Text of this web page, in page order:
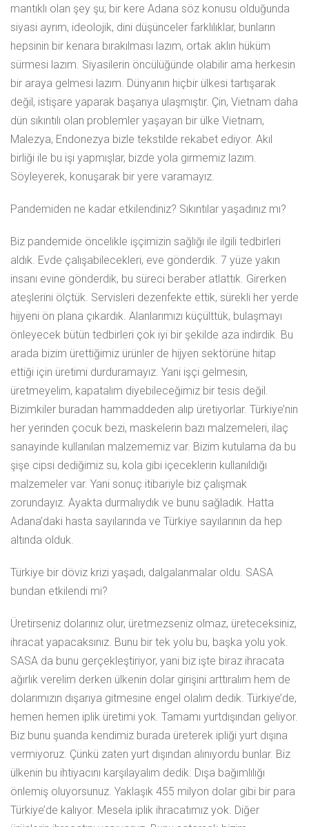
mantıklı olan şey şu; bir kere Adana söz konusu olduğunda
siyasi ayrım, ideolojik, dini düşünceler farklılıklar, bunların
hepsinin bir kenara bırakılması lazım, ortak aklın hüküm
sürmesi lazım. Siyasilerin öncülüğünde olabilir ama herkesin
bir araya gelmesi lazım. Dünyanın hiçbir ülkesi tartışarak
değil, istişare yaparak başarıya ulaşmıştır. Çin, Vietnam daha
dün sıkıntılı olan problemler yaşayan bir ülke Vietnam,
Malezya, Endonezya bizle tekstilde rekabet ediyor. Akıl
birliği ile bu işi yapmışlar, bizde yola girmemiz lazım.
Söyleyerek, konuşarak bir yere varamayız.
Pandemiden ne kadar etkilendiniz? Sıkıntılar yaşadınız mı?
Biz pandemide öncelikle işçimizin sağlığı ile ilgili tedbirleri
aldık. Evde çalışabilecekleri, eve gönderdik. 7 yüze yakın
insanı evine gönderdik, bu süreci beraber atlattık. Girerken
ateşlerini ölçtük. Servisleri dezenfekte ettik, sürekli her yerde
hijyeni ön plana çıkardık. Alanlarımızı küçülttük, bulaşmayı
önleyecek bütün tedbirleri çok iyi bir şekilde aza indirdik. Bu
arada bizim ürettiğimiz ürünler de hijyen sektörüne hitap
ettiği için üretimi durduramayız. Yani işçi gelmesin,
üretmeyelim, kapatalım diyebileceğimiz bir tesis değil.
Bizimkiler buradan hammaddeden alıp üretiyorlar. Türkiye’nin
her yerinden çocuk bezi, maskelerin bazı malzemeleri, ilaç
sanayinde kullanılan malzememiz var. Bizim kutulama da bu
şişe cipsi dediğimiz su, kola gibi içeceklerin kullanıldığı
malzemeler var. Yani sonuç itibariyle biz çalışmak
zorundayız. Ayakta durmalıydık ve bunu sağladık. Hatta
Adana’daki hasta sayılarında ve Türkiye sayılarının da hep
altında olduk.
Türkiye bir döviz krizi yaşadı, dalgalanmalar oldu. SASA
bundan etkilendi mi?
Üretirseniz dolarınız olur, üretmezseniz olmaz, üreteceksiniz,
ihracat yapacaksınız. Bunu bir tek yolu bu, başka yolu yok.
SASA da bunu gerçekleştiriyor, yani biz işte biraz ihracata
ağırlık verelim derken ülkenin dolar girişini arttıralım hem de
dolarımızın dışarıya gitmesine engel olalım dedik. Türkiye’de,
hemen hemen iplik üretimi yok. Tamamı yurtdışından geliyor.
Biz bunu şuanda kendimiz burada üreterek ipliği yurt dışına
vermiyoruz. Çünkü zaten yurt dışından alınıyordu bunlar. Biz
ülkenin bu ihtiyacını karşılayalım dedik. Dışa bağımlılığı
önlemiş oluyorsunuz. Yaklaşık 455 milyon dolar gibi bir para
Türkiye’de kalıyor. Mesela iplik ihracatımız yok. Diğer